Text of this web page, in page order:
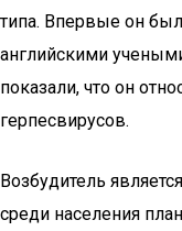
типа. Впервые он
английскими
показали, что он
герпесвирусов.
Возбудитель
среди населения